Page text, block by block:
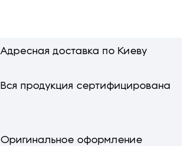
Адресная доставка по Киеву
Вся продукция сертифицирована
Оригинальное оформление